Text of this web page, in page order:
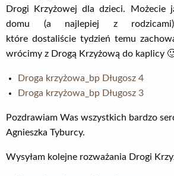
Drogi Krzyżowej dla dzieci. Możecie
domu (a najlepiej z
które dostaliście tydzień temu
wrócimy z Drogą Krzyżową do kaplicy
Droga krzyżowa_bp Długosz 4
Droga krzyżowa_bp Długosz 3
Pozdrawiam Was wszystkich bardzo
Agnieszka Tyburcy.
Wysyłam kolejne rozważania Drogi